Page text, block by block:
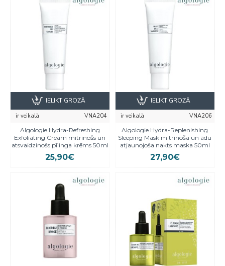
ir veikalā
VNA204
Algologie Hydra-Refreshing
Exfoliating Cream mitrinošs un
atsvaidzinošs pīlinga krēms 50ml
25,90€
IELIKT GROZĀ
ir veikalā
VNA206
Algologie Hydra-Replenishing
Sleeping Mask mitrinoša un ādu
atjaunojoša nakts maska 50ml
27,90€
IELIKT GROZĀ